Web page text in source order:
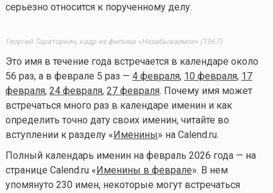
серьезно относится к порученному делу.
Георгий Тараторкин, кадр из фильма «Незабываемое» (1967)
Это имя в течение года встречается в календаре около
56 раз, а в феврале 5 раз — 4 февраля, 10 февраля, 17
февраля, 24 февраля, 27 февраля. Почему имя может
встречаться много раз в календаре именин и как
определить точно дату своих именин, читайте во
вступлении к разделу « Именины» на Calend.ru.
Полный календарь именин на февраль 2026 года — на
странице Calend.ru « Именины в феврале». В нем
упомянуто 230 имен, некоторые могут встречаться